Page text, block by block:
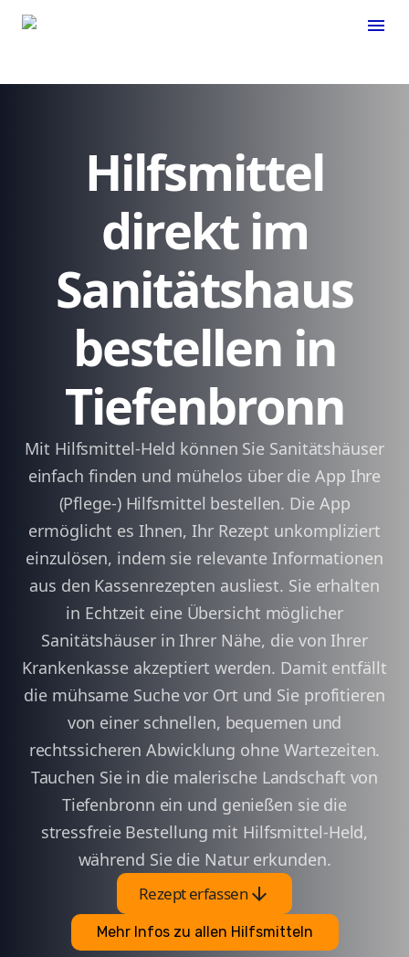
menu
Hilfsmittel
direkt im
Sanitätshaus
bestellen in
Tiefenbronn
Mit Hilfsmittel-Held können Sie Sanitätshäuser
einfach finden und mühelos über die App Ihre
(Pflege-) Hilfsmittel bestellen. Die App
ermöglicht es Ihnen, Ihr Rezept unkompliziert
einzulösen, indem sie relevante Informationen
aus den Kassenrezepten ausliest. Sie erhalten
in Echtzeit eine Übersicht möglicher
Sanitätshäuser in Ihrer Nähe, die von Ihrer
Krankenkasse akzeptiert werden. Damit entfällt
die mühsame Suche vor Ort und Sie profitieren
von einer schnellen, bequemen und
rechtssicheren Abwicklung ohne Wartezeiten.
Tauchen Sie in die malerische Landschaft von
Tiefenbronn ein und genießen sie die
stressfreie Bestellung mit Hilfsmittel-Held,
während Sie die Natur erkunden.
Rezept erfassenarrow_downward
Mehr Infos zu allen Hilfsmitteln